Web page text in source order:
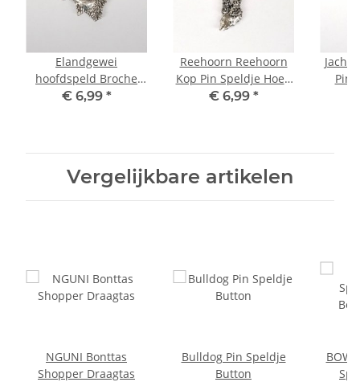
Elandgewei
hoofdspeld Broche
Hoedversiering
€ 6,99 *
Reehoorn Reehoorn
Kop Pin Speldje Hoed
Sieraden Button
€ 6,99 *
Pin
Vergelijkbare artikelen
NGUNI Bonttas
Shopper Draagtas
Bulldog Pin Speldje
Button